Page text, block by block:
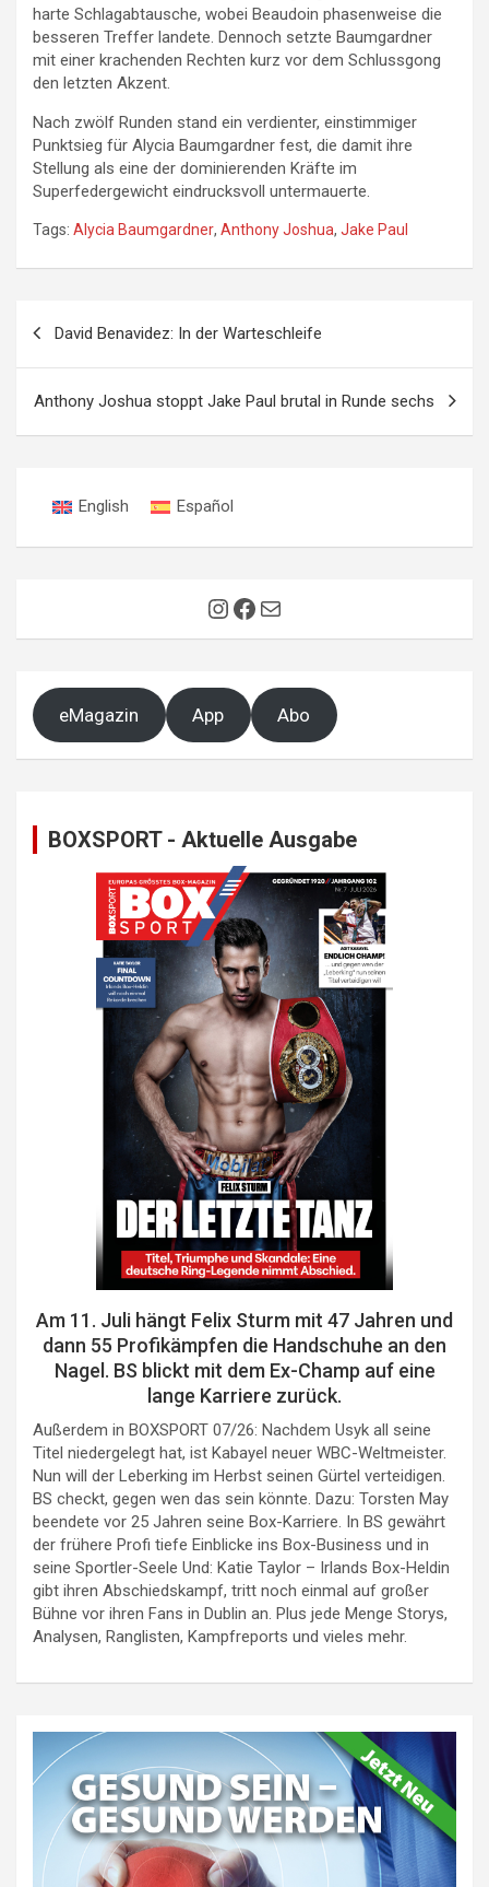
harte Schlagabtausche, wobei Beaudoin phasenweise die
besseren Treffer landete. Dennoch setzte Baumgardner
mit einer krachenden Rechten kurz vor dem Schlussgong
den letzten Akzent.
Nach zwölf Runden stand ein verdienter, einstimmiger
Punktsieg für Alycia Baumgardner fest, die damit ihre
Stellung als eine der dominierenden Kräfte im
Superfedergewicht eindrucksvoll untermauerte.
Tags: Alycia Baumgardner, Anthony Joshua, Jake Paul
David Benavidez: In der Warteschleife
Anthony Joshua stoppt Jake Paul brutal in Runde sechs
English Español
Instagram
Facebook
E-Mail
eMagazin App Abo
BOXSPORT - Aktuelle Ausgabe
Am 11. Juli hängt Felix Sturm mit 47 Jahren und
dann 55 Profikämpfen die Handschuhe an den
Nagel. BS blickt mit dem Ex-Champ auf eine
lange Karriere zurück.
Außerdem in BOXSPORT 07/26: Nachdem Usyk all seine
Titel niedergelegt hat, ist Kabayel neuer WBC-Weltmeister.
Nun will der Leberking im Herbst seinen Gürtel verteidigen.
BS checkt, gegen wen das sein könnte. Dazu: Torsten May
beendete vor 25 Jahren seine Box-Karriere. In BS gewährt
der frühere Profi tiefe Einblicke ins Box-Business und in
seine Sportler-Seele Und: Katie Taylor – Irlands Box-Heldin
gibt ihren Abschiedskampf, tritt noch einmal auf großer
Bühne vor ihren Fans in Dublin an. Plus jede Menge Storys,
Analysen, Ranglisten, Kampfreports und vieles mehr.